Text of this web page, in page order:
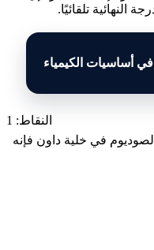
تلقائيًا.
في أساسيات الكيمياء
النقاط: 1
في خلية داون فإنه